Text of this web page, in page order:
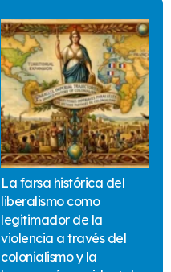
La farsa histórica del
liberalismo como
legitimador de la
violencia a través del
colonialismo y la